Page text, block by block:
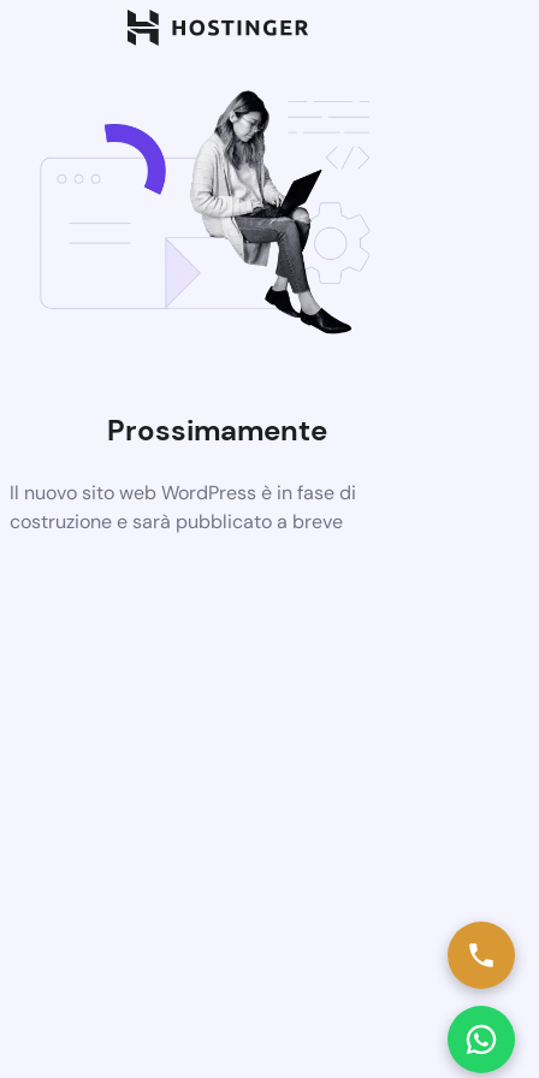
Prossimamente
Il nuovo sito web WordPress è in fase di
costruzione e sarà pubblicato a breve